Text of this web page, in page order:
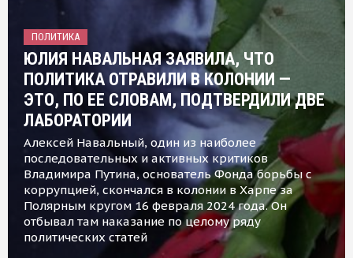
ПОЛИТИКА
ЮЛИЯ НАВАЛЬНАЯ ЗАЯВИЛА, ЧТО
ПОЛИТИКА ОТРАВИЛИ В КОЛОНИИ —
ЭТО, ПО ЕЕ СЛОВАМ, ПОДТВЕРДИЛИ ДВЕ
ЛАБОРАТОРИИ
Алексей Навальный, один из наиболее
последовательных и активных критиков
Владимира Путина, основатель Фонда борьбы с
коррупцией, скончался в колонии в Харпе за
Полярным кругом 16 февраля 2024 года. Он
отбывал там наказание по целому ряду
политических статей